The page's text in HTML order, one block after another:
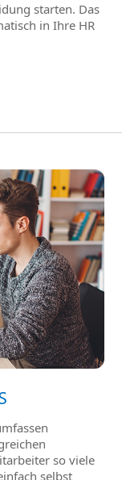
starten. Das
in Ihre HR
so viele
selbst